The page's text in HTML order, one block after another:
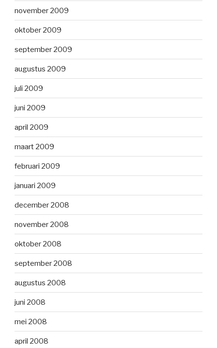
november 2009
oktober 2009
september 2009
augustus 2009
juli 2009
juni 2009
april 2009
maart 2009
februari 2009
januari 2009
december 2008
november 2008
oktober 2008
september 2008
augustus 2008
juni 2008
mei 2008
april 2008